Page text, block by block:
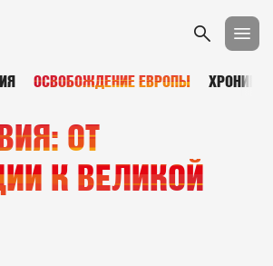
ОСВОБОЖДЕНИЕ ЕВРОПЫ ХРОНИКА
ОТ
К ВЕЛИКОЙ